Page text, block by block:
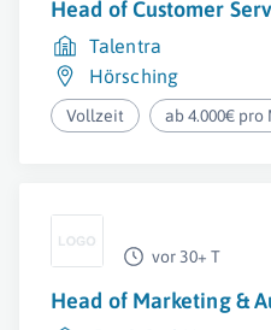
Head of Customer
Talentra
Hörsching
Vollzeit ab 4.000€ pro
vor 30+ T
Head of Marketing &